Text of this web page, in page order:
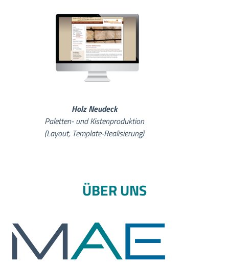
Holz Neudeck
Paletten- und Kistenproduktion
(Layout, Template-Realisierung)
ÜBER UNS